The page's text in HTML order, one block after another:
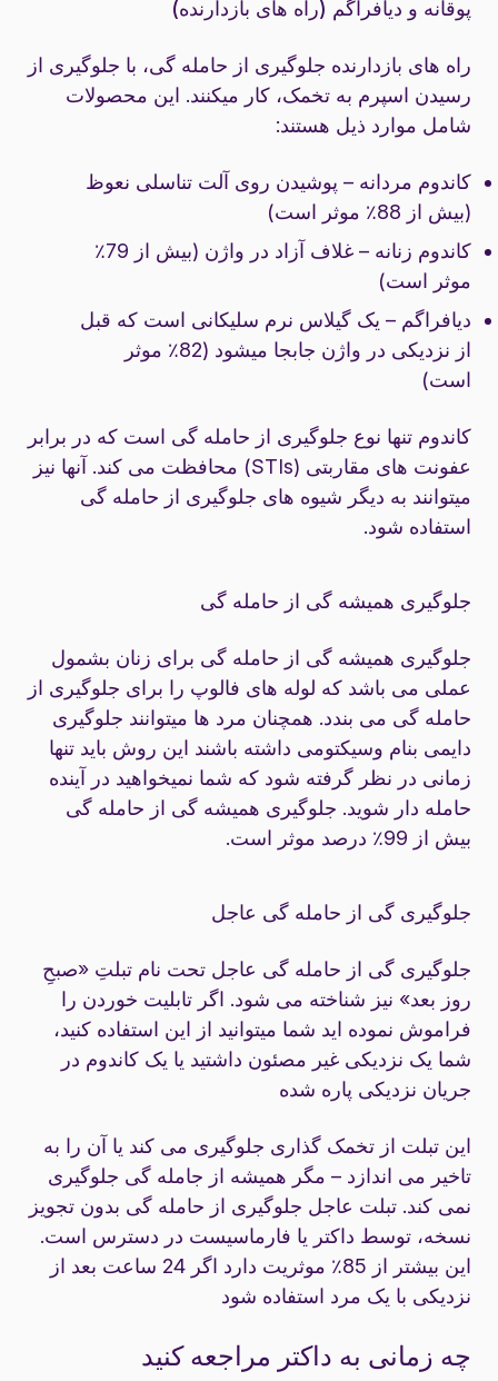
پوقانه و دیافراگم (راه های بازدارنده)
راه های بازدارنده جلوگیری از حامله گی، با جلوگیری از
رسیدن اسپرم به تخمک، کار میکنند. این محصولات
شامل موارد ذیل هستند:
کاندوم مردانه – پوشیدن روی آلت تناسلی نعوظ
(بیش از 88٪ موثر است)
کاندوم زنانه – غلاف آزاد در واژن (بیش از 79٪
موثر است)
دیافراگم – یک گیلاس نرم سلیکانی است که قبل
از نزدیکی در واژن جابجا میشود (82٪ موثر
است)
کاندوم تنها نوع جلوگیری از حامله گی است که در برابر
عفونت های مقاربتی (STIs) محافظت می کند. آنها نیز
میتوانند به دیگر شیوه های جلوگیری از حامله گی
استفاده شود.
جلوگیری همیشه گی از حامله گی
جلوگیری همیشه گی از حامله گی برای زنان بشمول
عملی می باشد که لوله های فالوپ را برای جلوگیری از
حامله گی می بندد. همچنان مرد ها میتوانند جلوگیری
دایمی بنام وسیکتومی داشته باشند این روش باید تنها
زمانی در نظر گرفته شود که شما نمیخواهید در آینده
حامله دار شوید. جلوگیری همیشه گی از حامله گی
بیش از 99٪ درصد موثر است.
جلوگیری گی از حامله گی عاجل
جلوگیری گی از حامله گی عاجل تحت نام تبلتِ «صبحِ
روز بعد» نیز شناخته می شود. اگر تابلیت خوردن را
فراموش نموده اید شما میتوانید از این استفاده کنید،
شما یک نزدیکی غیر مصئون داشتید یا یک کاندوم در
جریان نزدیکی پاره شده
این تبلت از تخمک گذاری جلوگیری می کند یا آن را به
تاخیر می اندازد – مگر همیشه از جامله گی جلوگیری
نمی کند. تبلت عاجل جلوگیری از حامله گی بدون تجویز
نسخه، توسط داکتر یا فارماسیست در دسترس است.
این بیشتر از 85٪ موثریت دارد اگر 24 ساعت بعد از
نزدیکی با یک مرد استفاده شود
چه زمانی به داکتر مراجعه کنید